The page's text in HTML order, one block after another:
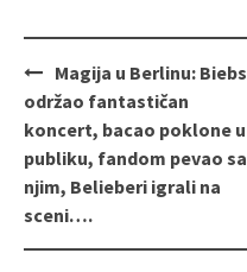
Magija u Berlinu: Biebs
održao fantastičan
koncert, bacao poklone u
publiku, fandom pevao sa
njim, Belieberi igrali na
sceni….